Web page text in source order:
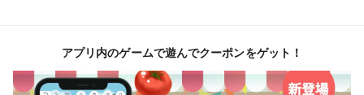
アプリ内のゲームで遊んでクーポンをゲット！